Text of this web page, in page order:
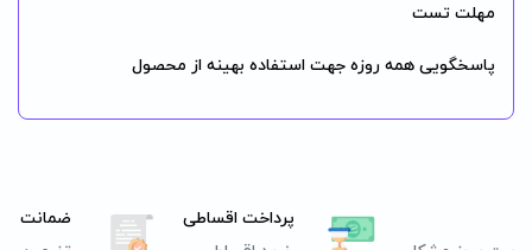
مهلت تست
پاسخگویی همه روزه جهت استفاده بهینه از محصول
پرداخت اقساطی
ضمانت